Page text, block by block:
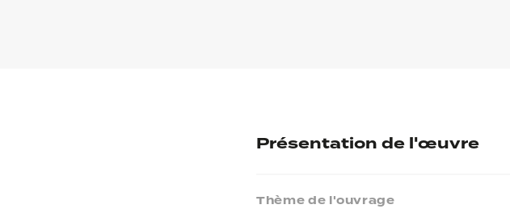
Présentation de l'œuvre
Thème de l'ouvrage